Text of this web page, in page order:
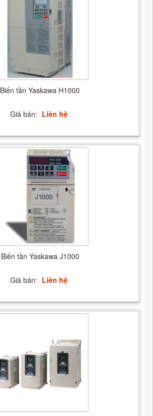
Biến tần Yaskawa H1000
Giá bán: Liên hệ
Biến tần Yaskawa J1000
Giá bán: Liên hệ